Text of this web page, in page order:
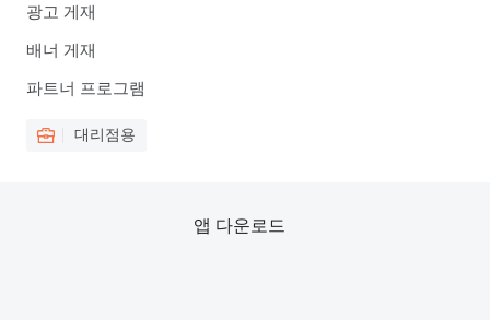
광고 게재
배너 게재
파트너 프로그램
대리점용
앱 다운로드